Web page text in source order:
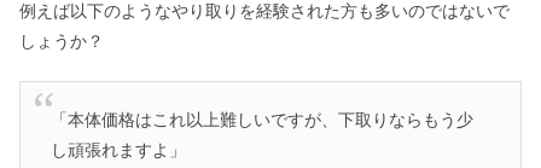
例えば以下のようなやり取りを経験された方も多いのではないで
しょうか？
「本体価格はこれ以上難しいですが、下取りならもう少
し頑張れますよ」